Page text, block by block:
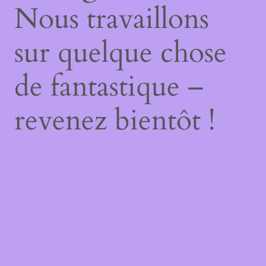
Nous travaillons
sur quelque chose
de fantastique –
revenez bientôt !